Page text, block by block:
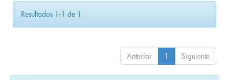
Resultados 1-1 de 1.
Anterior 1 Siguiente